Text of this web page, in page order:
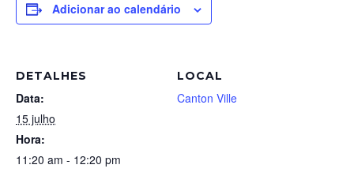
Adicionar ao calendário
DETALHES
Data:
15 julho
Hora:
11:20 am - 12:20 pm
LOCAL
Canton Ville